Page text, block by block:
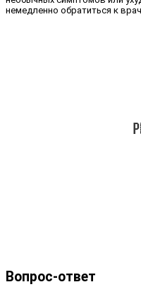
немедленно обратиться к
Вопрос-ответ